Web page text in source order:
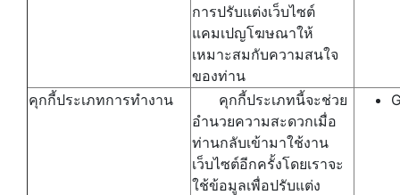
การปรับแต่งเว็บไซต์
แคมเปญโฆษณาให้
เหมาะสมกับความสนใจ
ของท่าน
คุกกี้ประเภทการทำงาน
คุกกี้ประเภทนี้จะช่วย
อำนวยความสะดวกเมื่อ
ท่านกลับเข้ามาใช้งาน
เว็บไซต์อีกครั้งโดยเราจะ
ใช้ข้อมูลเพื่อปรับแต่ง